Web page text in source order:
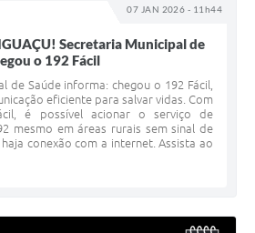
07 JAN 2026 - 11h44
Secretaria Municipal de
o 192 Fácil
de Saúde informa: chegou o 192 Fácil,
eficiente para salvar vidas. Com
é possível acionar o serviço de
mesmo em áreas rurais sem sinal de
conexão com a internet. Assista ao